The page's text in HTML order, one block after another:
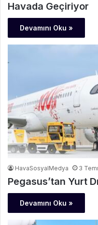
Havada Geçiriyor
Devamını Oku »
HavaSosyalMedya 3
Pegasus’tan Yurt
Devamını Oku »